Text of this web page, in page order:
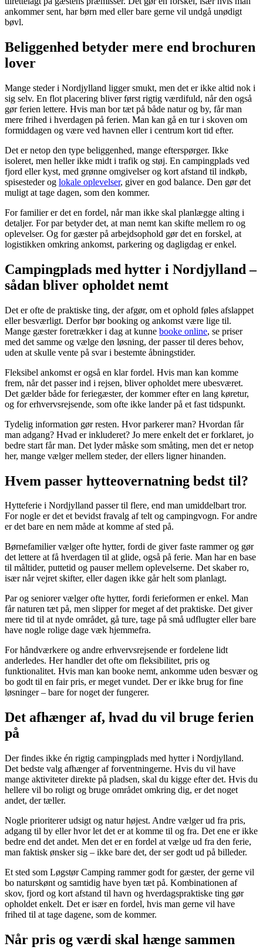
ankommer sent, har børn med eller bare gerne vil undgå unødigt
bøvl.
Beliggenhed betyder mere end brochuren
lover
Mange steder i Nordjylland ligger smukt, men det er ikke altid nok i
sig selv. En flot placering bliver først rigtig værdifuld, når den også
gør ferien lettere. Hvis man bor tæt på både natur og by, får man
mere frihed i hverdagen på ferien. Man kan gå en tur i skoven om
formiddagen og være ved havnen eller i centrum kort tid efter.
Det er netop den type beliggenhed, mange efterspørger. Ikke
isoleret, men heller ikke midt i trafik og støj. En campingplads ved
fjord eller kyst, med grønne omgivelser og kort afstand til indkøb,
spisesteder og lokale oplevelser, giver en god balance. Den gør det
muligt at tage dagen, som den kommer.
For familier er det en fordel, når man ikke skal planlægge alting i
detaljer. For par betyder det, at man nemt kan skifte mellem ro og
oplevelser. Og for gæster på arbejdsophold gør det en forskel, at
logistikken omkring ankomst, parkering og dagligdag er enkel.
Campingplads med hytter i Nordjylland –
sådan bliver opholdet nemt
Det er ofte de praktiske ting, der afgør, om et ophold føles afslappet
eller besværligt. Derfor bør booking og ankomst være lige til.
Mange gæster foretrækker i dag at kunne booke online, se priser
med det samme og vælge den løsning, der passer til deres behov,
uden at skulle vente på svar i bestemte åbningstider.
Fleksibel ankomst er også en klar fordel. Hvis man kan komme
frem, når det passer ind i rejsen, bliver opholdet mere ubesværet.
Det gælder både for feriegæster, der kommer efter en lang køretur,
og for erhvervsrejsende, som ofte ikke lander på et fast tidspunkt.
Tydelig information gør resten. Hvor parkerer man? Hvordan får
man adgang? Hvad er inkluderet? Jo mere enkelt det er forklaret, jo
bedre start får man. Det lyder måske som småting, men det er netop
her, mange vælger mellem steder, der ellers ligner hinanden.
Hvem passer hytteovernatning bedst til?
Hytteferie i Nordjylland passer til flere, end man umiddelbart tror.
For nogle er det et bevidst fravalg af telt og campingvogn. For andre
er det bare en nem måde at komme af sted på.
Børnefamilier vælger ofte hytter, fordi de giver faste rammer og gør
det lettere at få hverdagen til at glide, også på ferie. Man har en base
til måltider, puttetid og pauser mellem oplevelserne. Det skaber ro,
især når vejret skifter, eller dagen ikke går helt som planlagt.
Par og seniorer vælger ofte hytter, fordi ferieformen er enkel. Man
får naturen tæt på, men slipper for meget af det praktiske. Det giver
mere tid til at nyde området, gå ture, tage på små udflugter eller bare
have nogle rolige dage væk hjemmefra.
For håndværkere og andre erhvervsrejsende er fordelene lidt
anderledes. Her handler det ofte om fleksibilitet, pris og
funktionalitet. Hvis man kan booke nemt, ankomme uden besvær og
bo godt til en fair pris, er meget vundet. Der er ikke brug for fine
løsninger – bare for noget der fungerer.
Det afhænger af, hvad du vil bruge ferien
på
Der findes ikke én rigtig campingplads med hytter i Nordjylland.
Det bedste valg afhænger af forventningerne. Hvis du vil have
mange aktiviteter direkte på pladsen, skal du kigge efter det. Hvis du
hellere vil bo roligt og bruge området omkring dig, er det noget
andet, der tæller.
Nogle prioriterer udsigt og natur højest. Andre vælger ud fra pris,
adgang til by eller hvor let det er at komme til og fra. Det ene er ikke
bedre end det andet. Men det er en fordel at vælge ud fra den ferie,
man faktisk ønsker sig – ikke bare det, der ser godt ud på billeder.
Et sted som Løgstør Camping rammer godt for gæster, der gerne vil
bo naturskønt og samtidig have byen tæt på. Kombinationen af
skov, fjord og kort afstand til havn og hverdagspraktiske ting gør
opholdet enkelt. Det er især en fordel, hvis man gerne vil have
frihed til at tage dagene, som de kommer.
Når pris og værdi skal hænge sammen